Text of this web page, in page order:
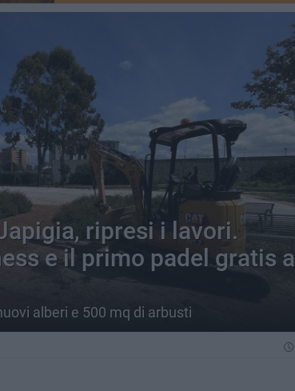
ripresi i lavori.
e il primo padel gratis a
alberi e 500 mq di arbusti